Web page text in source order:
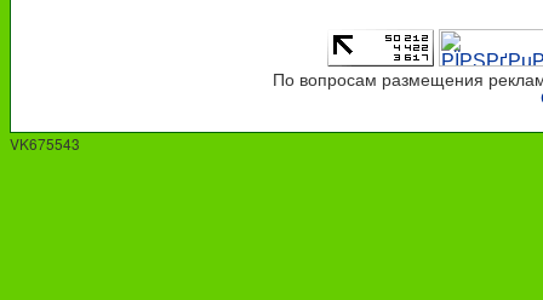
По вопросам размещения
VK675543